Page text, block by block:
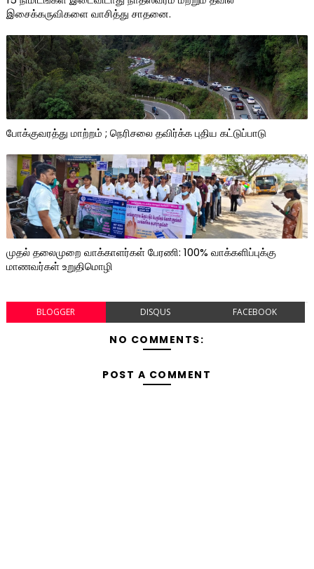
இசைக்கருவிகளை வாசித்து சாதனை.
போக்குவரத்து மாற்றம் ; நெரிசலை தவிர்க்க புதிய கட்டுப்பாடு
முதல் தலைமுறை வாக்காளர்கள் பேரணி: 100% வாக்களிப்புக்கு
மாணவர்கள் உறுதிமொழி
BLOGGER DISQUS FACEBOOK
NO COMMENTS:
POST A COMMENT